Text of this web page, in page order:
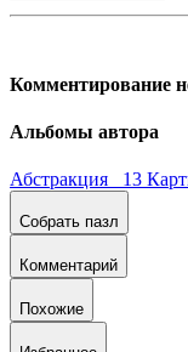
Комментирование
Альбомы автора
Абстракция 13
Собрать пазл
Комментарий
Похожие